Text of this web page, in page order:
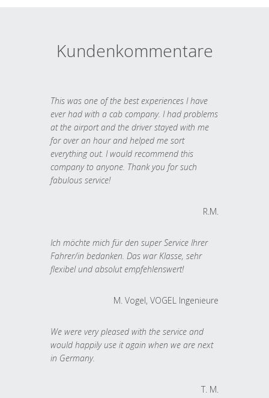
Kundenkommentare
This was one of the best experiences I have
ever had with a cab company. I had problems
at the airport and the driver stayed with me
for over an hour and helped me sort
everything out. I would recommend this
company to anyone. Thank you for such
fabulous service!
R.M.
Ich möchte mich für den super Service Ihrer
Fahrer/in bedanken. Das war Klasse, sehr
flexibel und absolut empfehlenswert!
M. Vogel, VOGEL Ingenieure
We were very pleased with the service and
would happily use it again when we are next
in Germany.
T. M.